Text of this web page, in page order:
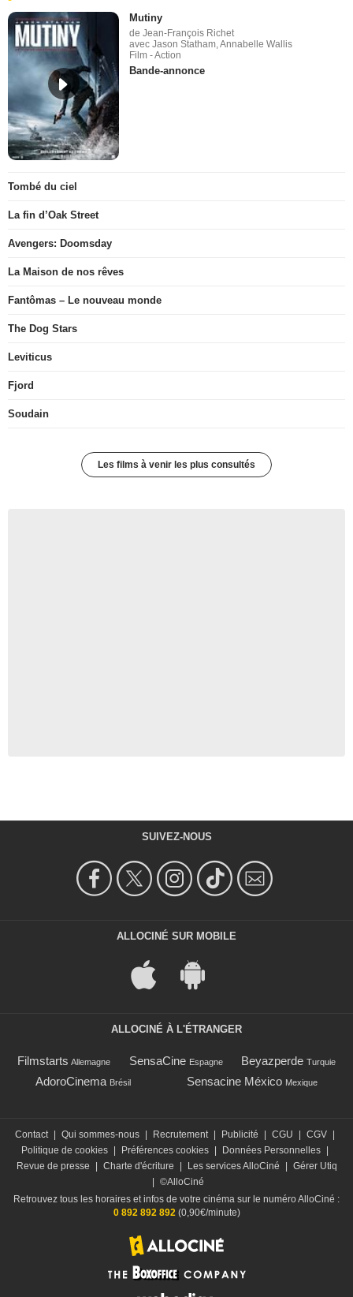
Mutiny
de Jean-François Richet
avec Jason Statham, Annabelle Wallis
Film - Action
Bande-annonce
Tombé du ciel
La fin d’Oak Street
Avengers: Doomsday
La Maison de nos rêves
Fantômas – Le nouveau monde
The Dog Stars
Leviticus
Fjord
Soudain
Les films à venir les plus consultés
SUIVEZ-NOUS
ALLOCINÉ SUR MOBILE
ALLOCINÉ À L'ÉTRANGER
Filmstarts Allemagne SensaCine Espagne Beyazperde Turquie
AdoroCinema Brésil Sensacine México Mexique
Contact Qui sommes-nous Recrutement Publicité CGU CGV
Politique de cookies
Préférences cookies Données Personnelles
Revue de presse
Charte d'écriture Les services AlloCiné
Gérer Utiq
©AlloCiné
Retrouvez tous les horaires et infos de votre cinéma sur le numéro AlloCiné :
0 892 892 892(0,90€/minute)